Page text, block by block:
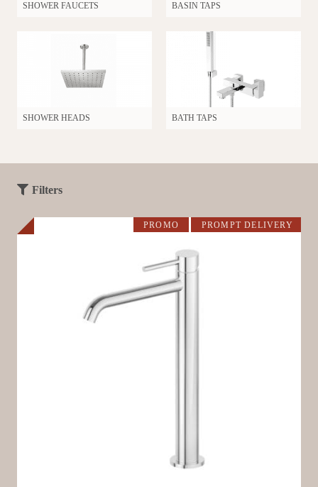
SHOWER FAUCETS BASIN TAPS
SHOWER HEADS BATH TAPS
Filters
PROMO PROMPT DELIVERY